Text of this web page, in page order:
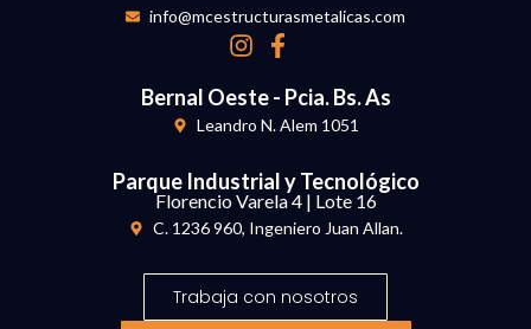
info@mcestructurasmetalicas.com
Bernal Oeste - Pcia. Bs. As
Leandro N. Alem 1051
Parque Industrial y Tecnológico
Florencio Varela 4 | Lote 16
C. 1236 960, Ingeniero Juan Allan.
Trabaja con nosotros